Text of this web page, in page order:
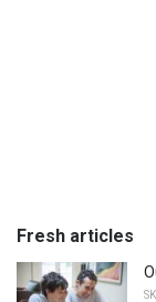
Fresh articles